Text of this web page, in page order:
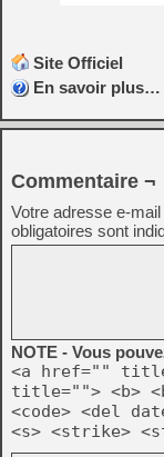
Site Officiel
En savoir plus…
Commentaire ¬
Votre adresse e-
obligatoires sont
NOTE - Vous
<a href=""
title=""> <b>
<code> <del
<s> <strike>